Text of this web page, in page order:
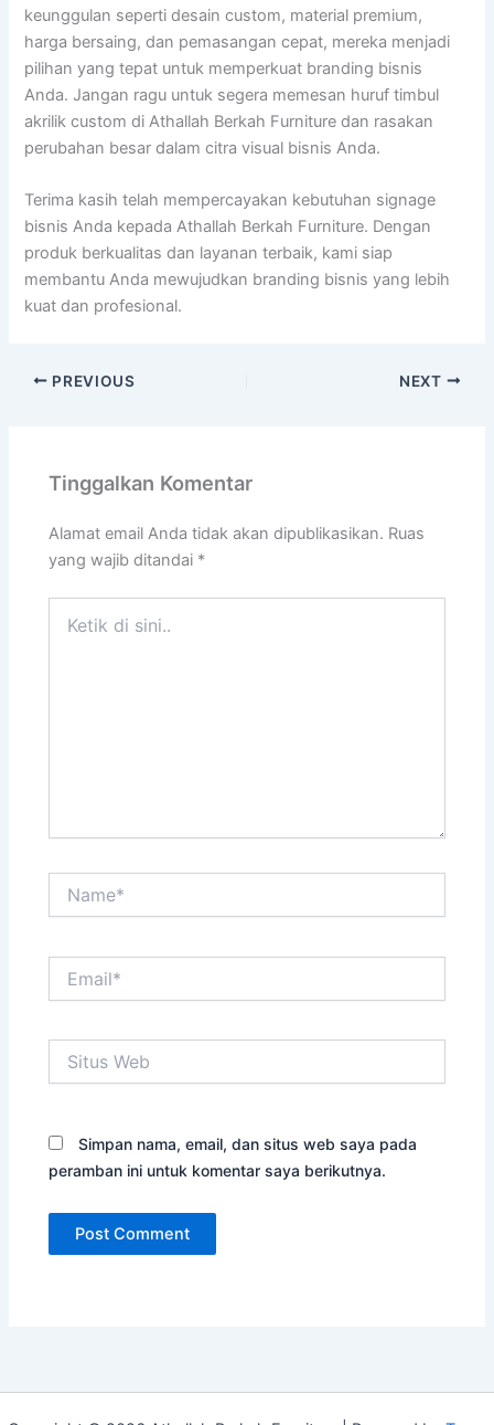
keunggulan seperti desain custom, material premium,
harga bersaing, dan pemasangan cepat, mereka menjadi
pilihan yang tepat untuk memperkuat branding bisnis
Anda. Jangan ragu untuk segera memesan huruf timbul
akrilik custom di Athallah Berkah Furniture dan rasakan
perubahan besar dalam citra visual bisnis Anda.
Terima kasih telah mempercayakan kebutuhan signage
bisnis Anda kepada Athallah Berkah Furniture. Dengan
produk berkualitas dan layanan terbaik, kami siap
membantu Anda mewujudkan branding bisnis yang lebih
kuat dan profesional.
PREVIOUS NEXT
Tinggalkan Komentar
Alamat email Anda tidak akan dipublikasikan. Ruas
yang wajib ditandai *
Web
Simpan nama, email, dan situs web saya pada
peramban ini untuk komentar saya berikutnya.